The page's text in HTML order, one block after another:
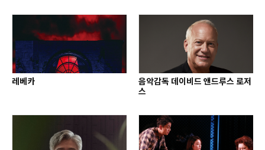
레베카
음악감독 데이비드 앤드루스 로저
스